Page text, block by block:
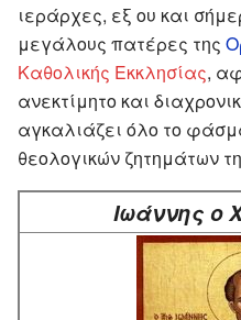
ιεράρχες, εξ ου και
μεγάλους πατέρες της
Καθολικής Εκκλησίας,
ανεκτίμητο και
αγκαλιάζει όλο το
θεολογικών ζητημάτων
Ιωάννης ο